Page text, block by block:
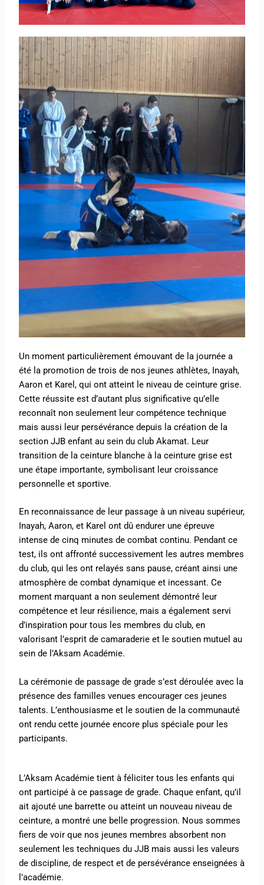
Un moment particulièrement émouvant de la journée a
été la promotion de trois de nos jeunes athlètes, Inayah,
Aaron et Karel, qui ont atteint le niveau de ceinture grise.
Cette réussite est d’autant plus significative qu’elle
reconnaît non seulement leur compétence technique
mais aussi leur persévérance depuis la création de la
section JJB enfant au sein du club Akamat. Leur
transition de la ceinture blanche à la ceinture grise est
une étape importante, symbolisant leur croissance
personnelle et sportive.
En reconnaissance de leur passage à un niveau supérieur,
Inayah, Aaron, et Karel ont dû endurer une épreuve
intense de cinq minutes de combat continu. Pendant ce
test, ils ont affronté successivement les autres membres
du club, qui les ont relayés sans pause, créant ainsi une
atmosphère de combat dynamique et incessant. Ce
moment marquant a non seulement démontré leur
compétence et leur résilience, mais a également servi
d’inspiration pour tous les membres du club, en
valorisant l’esprit de camaraderie et le soutien mutuel au
sein de l’Aksam Académie.
La cérémonie de passage de grade s’est déroulée avec la
présence des familles venues encourager ces jeunes
talents. L’enthousiasme et le soutien de la communauté
ont rendu cette journée encore plus spéciale pour les
participants.
L’Aksam Académie tient à féliciter tous les enfants qui
ont participé à ce passage de grade. Chaque enfant, qu’il
ait ajouté une barrette ou atteint un nouveau niveau de
ceinture, a montré une belle progression. Nous sommes
fiers de voir que nos jeunes membres absorbent non
seulement les techniques du JJB mais aussi les valeurs
de discipline, de respect et de persévérance enseignées à
l’académie.